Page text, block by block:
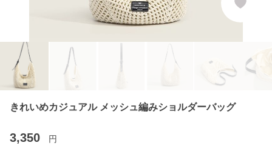
きれいめカジュアル メッシュ編みショルダーバッグ
3,350 円